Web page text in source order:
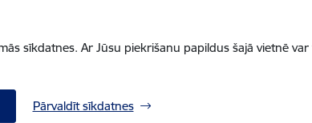
sīkdatnes. Ar Jūsu piekrišanu papildus šajā vietnē
Pārvaldīt sīkdatnes